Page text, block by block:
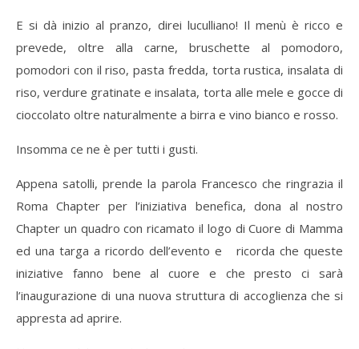
E si dà inizio al pranzo, direi luculliano! Il menù è ricco e
prevede, oltre alla carne, bruschette al pomodoro,
pomodori con il riso, pasta fredda, torta rustica, insalata di
riso, verdure gratinate e insalata, torta alle mele e gocce di
cioccolato oltre naturalmente a birra e vino bianco e rosso.
Insomma ce ne è per tutti i gusti.
Appena satolli, prende la parola Francesco che ringrazia il
Roma Chapter per l’iniziativa benefica, dona al nostro
Chapter un quadro con ricamato il logo di Cuore di Mamma
ed una targa a ricordo dell’evento e ricorda che queste
iniziative fanno bene al cuore e che presto ci sarà
l’inaugurazione di una nuova struttura di accoglienza che si
appresta ad aprire.